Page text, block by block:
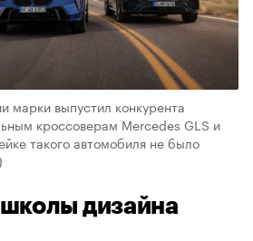
марки выпустил конкурента
кроссоверам Mercedes GLS и
такого автомобиля не было
дизайна